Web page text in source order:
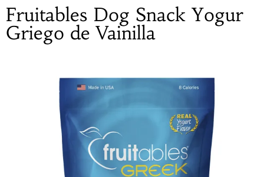
Fruitables Dog Snack Yogur
Griego de Vainilla